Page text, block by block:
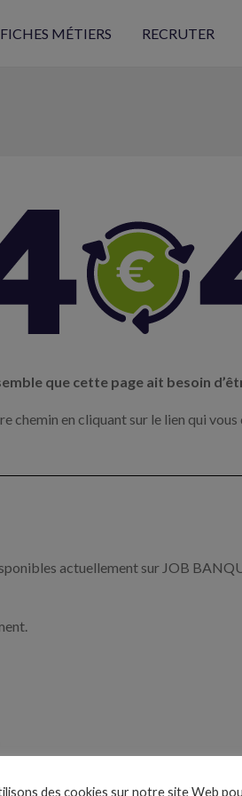
FICHES MÉTIERS RECRUTER
que cette page ait besoin
chemin en cliquant sur le lien qui
actuellement sur JOB
des cookies sur notre site Web